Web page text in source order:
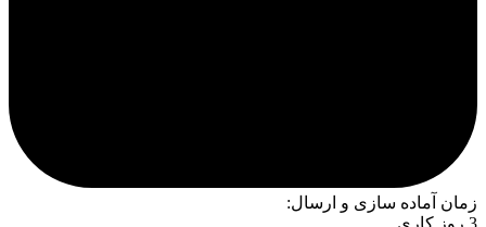
زمان آماده سازی و ارسال: